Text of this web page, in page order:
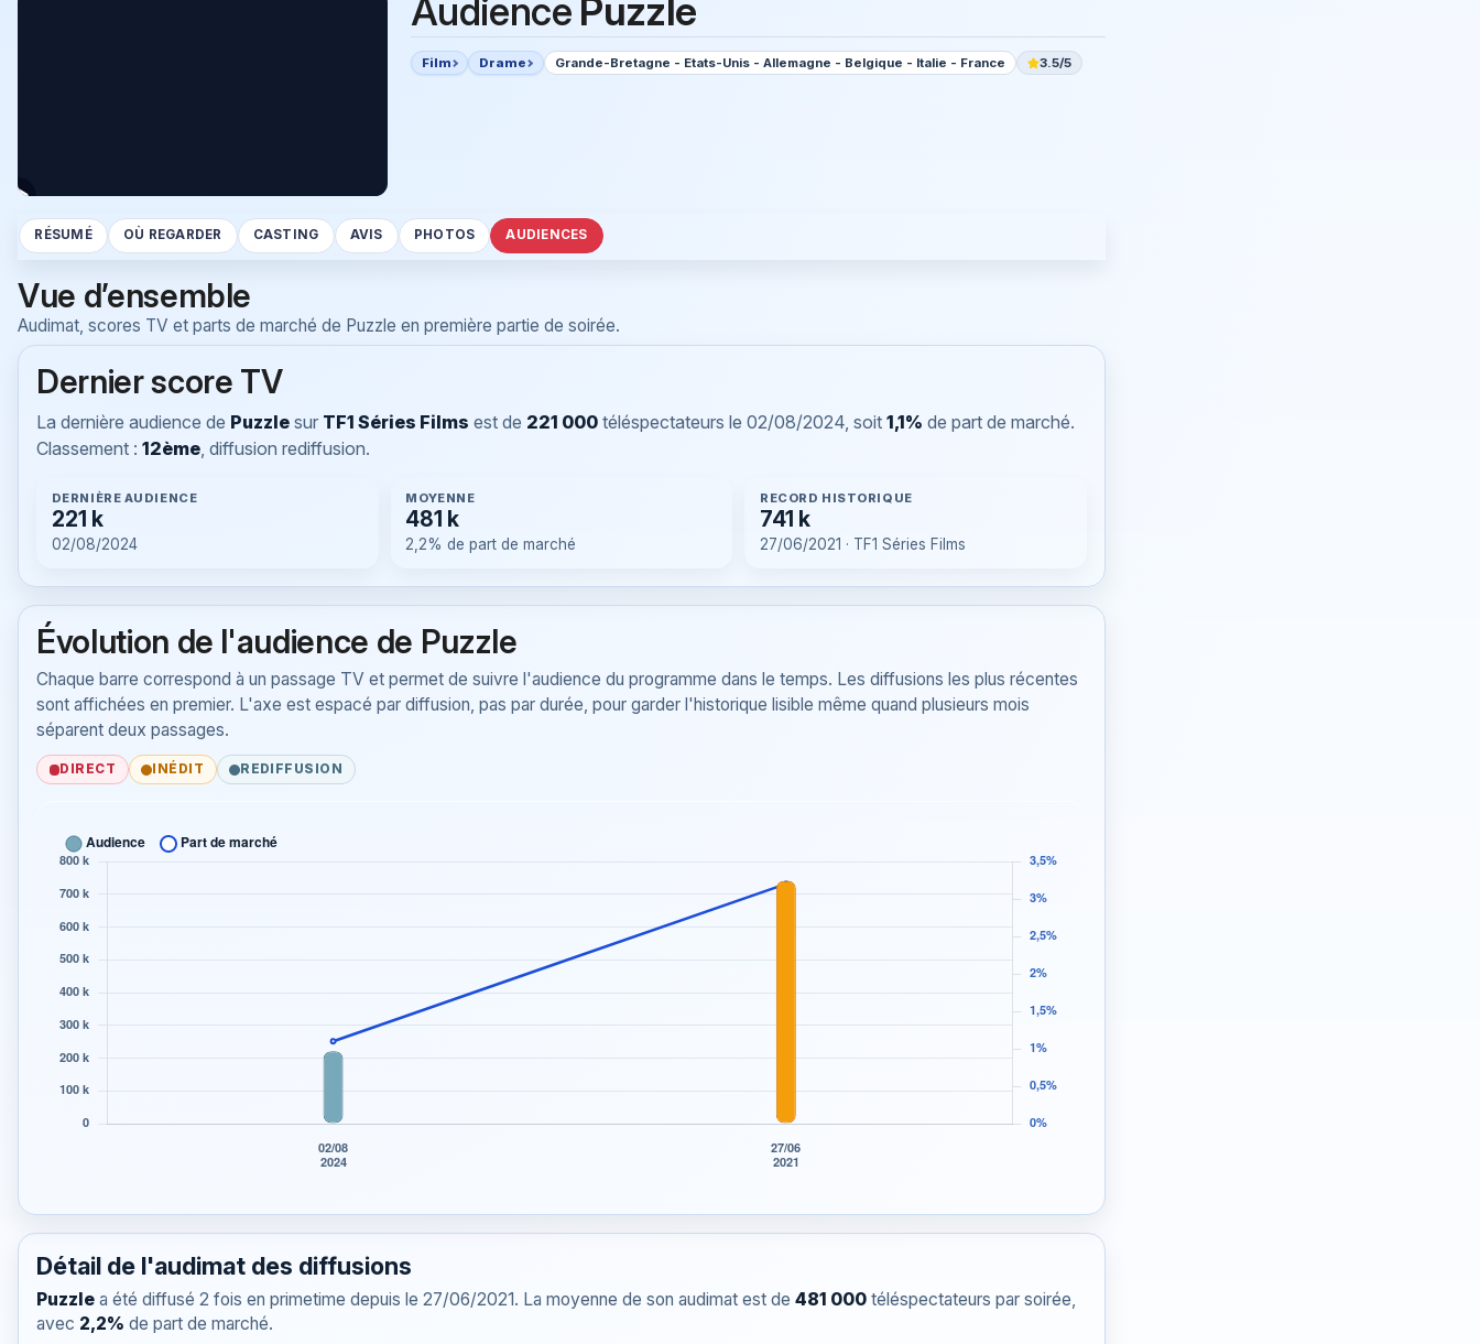
Audience Puzzle
Film Drame Grande-Bretagne - Etats-Unis - Allemagne - Belgique - Italie - France 3.5/5
RÉSUMÉ OÙ REGARDER CASTING AVIS PHOTOS AUDIENCES
Vue d’ensemble
Audimat, scores TV et parts de marché de Puzzle en première partie de soirée.
Dernier score TV
La dernière audience de Puzzle sur TF1 Séries Films est de 221 000 téléspectateurs le 02/08/2024 , soit 1,1% de part de marché.
Classement : 12ème , diffusion rediffusion.
DERNIÈRE AUDIENCE
221 k
02/08/2024
MOYENNE
481 k
2,2% de part de marché
RECORD HISTORIQUE
741 k
27/06/2021 · TF1 Séries Films
Évolution de l'audience de Puzzle
Chaque barre correspond à un passage TV et permet de suivre l'audience du programme dans le temps. Les diffusions les plus récentes
sont affichées en premier. L'axe est espacé par diffusion, pas par durée, pour garder l'historique lisible même quand plusieurs mois
séparent deux passages.
DIRECT INÉDIT REDIFFUSION
Détail de l'audimat des diffusions
Puzzle a été diffusé 2 fois en primetime depuis le 27/06/2021. La moyenne de son audimat est de 481 000 téléspectateurs par soirée,
avec 2,2% de part de marché.